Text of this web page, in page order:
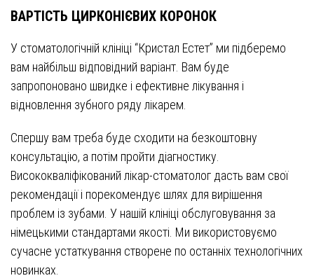
ВАРТІСТЬ ЦИРКОНІЄВИХ КОРОНОК
У стоматологічній клініці “Кристал Естет” ми підберемо
вам найбільш відповідний варіант. Вам буде
запропоновано швидке і ефективне лікування і
відновлення зубного ряду лікарем.
Спершу вам треба буде сходити на безкоштовну
консультацію, а потім пройти діагностику.
Висококваліфікований лікар-стоматолог дасть вам свої
рекомендації і порекомендує шлях для вирішення
проблем із зубами. У нашій клініці обслуговування за
німецькими стандартами якості. Ми використовуємо
сучасне устаткування створене по останніх технологічних
новинках.